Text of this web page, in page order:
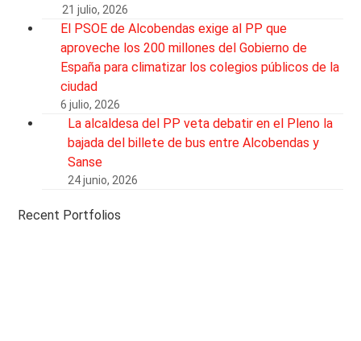
21 julio, 2026
El PSOE de Alcobendas exige al PP que
aproveche los 200 millones del Gobierno de
España para climatizar los colegios públicos de la
ciudad
6 julio, 2026
La alcaldesa del PP veta debatir en el Pleno la
bajada del billete de bus entre Alcobendas y
Sanse
24 junio, 2026
Recent Portfolios